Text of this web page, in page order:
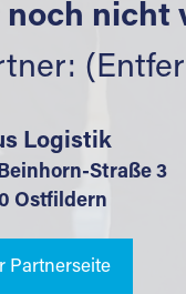
nicht
Logistik
Straße 3
Ostfildern
Partnerseite